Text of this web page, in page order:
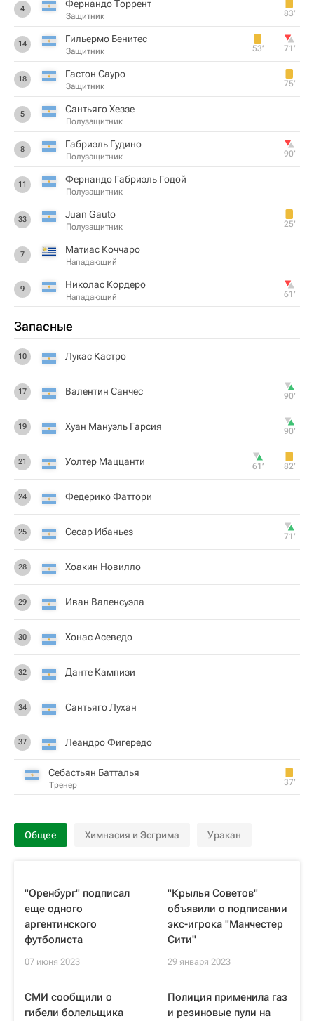
4 Фернандо Торрент
Защитник 83‎’‎
14 Гильермо Бенитес
Защитник 53‎’‎ 71‎’‎
18 Гастон Сауро
Защитник 75‎’‎
5 Сантьяго Хеззе
Полузащитник
8 Габриэль Гудино
Полузащитник 90‎’‎
11 Фернандо Габриэль Годой
Полузащитник
33 Juan Gauto
Полузащитник 25‎’‎
7 Матиас Коччаро
Нападающий
9 Николас Кордеро
Нападающий 61‎’‎
Запасные
10 Лукас Кастро
17 Валентин Санчес 90‎’‎
19 Хуан Мануэль Гарсия 90‎’‎
21 Уолтер Маццанти 61‎’‎ 82‎’‎
24 Федерико Фаттори
25 Сесар Ибаньез 71‎’‎
28 Хоакин Новилло
29 Иван Валенсуэла
30 Хонас Асеведо
32 Данте Кампизи
34 Сантьяго Лухан
37 Леандро Фигередо
Себастьян Батталья
Тренер 37‎’‎
Общее Химнасия и Эсгрима Уракан
"Оренбург" подписал
еще одного
аргентинского
футболиста
07 июня 2023
"Крылья Советов"
объявили о подписании
экс-игрока "Манчестер
Сити"
29 января 2023
СМИ сообщили о
гибели болельщика
Полиция применила газ
и резиновые пули на